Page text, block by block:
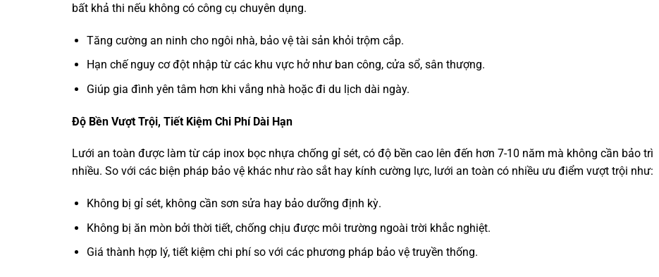
bất khả thi nếu không có công cụ chuyên dụng.
Tăng cường an ninh cho ngôi nhà, bảo vệ tài sản khỏi trộm cắp.
Hạn chế nguy cơ đột nhập từ các khu vực hở như ban công, cửa sổ, sân thượng.
Giúp gia đình yên tâm hơn khi vắng nhà hoặc đi du lịch dài ngày.
Độ Bền Vượt Trội, Tiết Kiệm Chi Phí Dài Hạn
Lưới an toàn được làm từ cáp inox bọc nhựa chống gỉ sét, có độ bền cao lên đến hơn 7-10 năm mà không cần bảo trì
nhiều. So với các biện pháp bảo vệ khác như rào sắt hay kính cường lực, lưới an toàn có nhiều ưu điểm vượt trội như:
Không bị gỉ sét, không cần sơn sửa hay bảo dưỡng định kỳ.
Không bị ăn mòn bởi thời tiết, chống chịu được môi trường ngoài trời khắc nghiệt.
Giá thành hợp lý, tiết kiệm chi phí so với các phương pháp bảo vệ truyền thống.